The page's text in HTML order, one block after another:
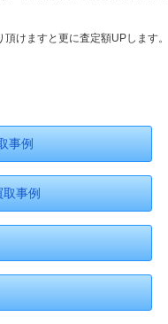
けますと更に査定額UPします。
事例
事例